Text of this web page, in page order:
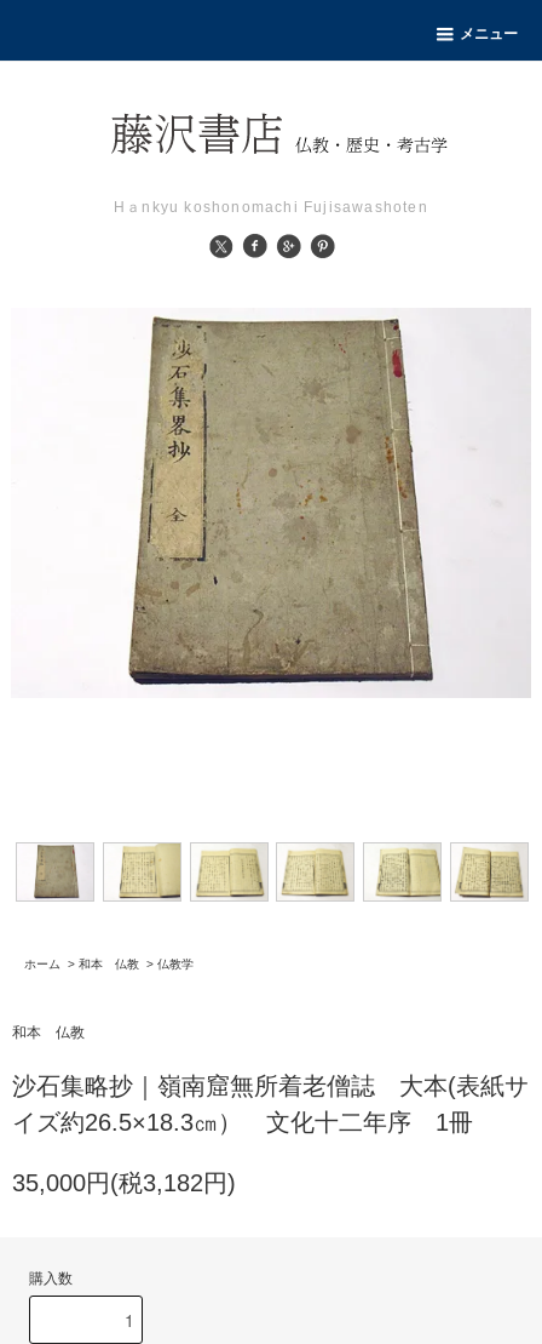
メニュー
Hａnkyu koshonomachi Fujisawashoten
ホーム > 和本 仏教 > 仏教学
和本 仏教
沙石集略抄｜嶺南窟無所着老僧誌 大本(表紙サ
イズ約26.5×18.3㎝） 文化十二年序 1冊
35,000円(税3,182円)
購入数